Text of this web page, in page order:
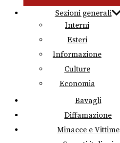
Sezioni generali
Interni
Esteri
Informazione
Culture
Economia
Bavagli
Diffamazione
Minacce e Vittime